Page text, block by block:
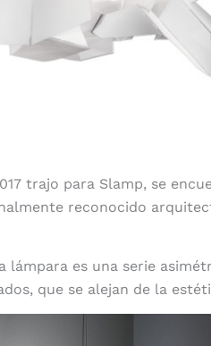
trajo para Slamp, se
reconocido
lámpara es una serie
que se alejan de la